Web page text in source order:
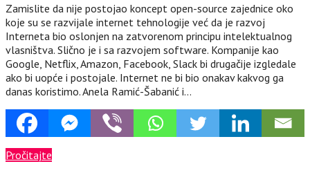
Zamislite da nije postojao koncept open-source zajednice oko
koje su se razvijale internet tehnologije već da je razvoj
Interneta bio oslonjen na zatvorenom principu intelektualnog
vlasništva. Slično je i sa razvojem software. Kompanije kao
Google, Netflix, Amazon, Facebook, Slack bi drugačije izgledale
ako bi uopće i postojale. Internet ne bi bio onakav kakvog ga
danas koristimo. Anela Ramić-Šabanić i…
Pročitajte